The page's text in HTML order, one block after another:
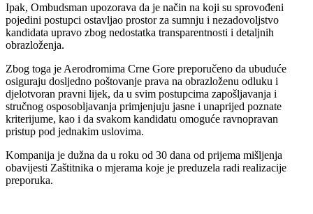
Ipak, Ombudsman upozorava da je način na koji su sprovođeni
pojedini postupci ostavljao prostor za sumnju i nezadovoljstvo
kandidata upravo zbog nedostatka transparentnosti i detaljnih
obrazloženja.
Zbog toga je Aerodromima Crne Gore preporučeno da ubuduće
osiguraju dosljedno poštovanje prava na obrazloženu odluku i
djelotvoran pravni lijek, da u svim postupcima zapošljavanja i
stručnog osposobljavanja primjenjuju jasne i unaprijed poznate
kriterijume, kao i da svakom kandidatu omoguće ravnopravan
pristup pod jednakim uslovima.
Kompanija je dužna da u roku od 30 dana od prijema mišljenja
obavijesti Zaštitnika o mjerama koje je preduzela radi realizacije
preporuka.